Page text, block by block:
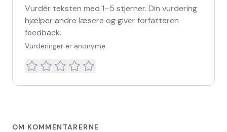
Vurdér teksten med 1–5 stjerner. Din vurdering
hjælper andre læsere og giver forfatteren
feedback.
Vurderinger er anonyme.
OM KOMMENTARERNE